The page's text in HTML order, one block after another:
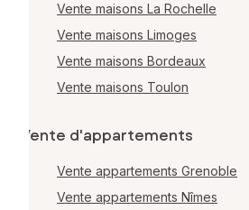
Vente maisons La Rochelle
Vente maisons Limoges
Vente maisons Bordeaux
Vente maisons Toulon
Vente d'appartements
Vente appartements Grenoble
Vente appartements Nîmes